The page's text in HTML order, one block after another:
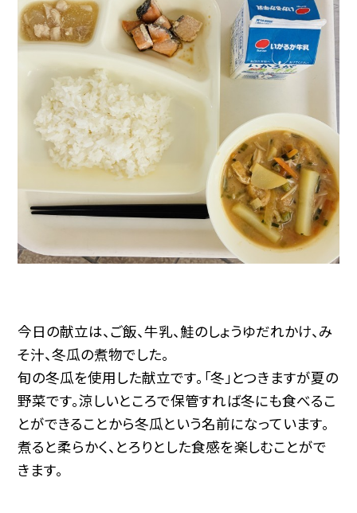
今日の献立は、ご飯、牛乳、鮭のしょうゆだれかけ、み
そ汁、冬瓜の煮物でした。
旬の冬瓜を使用した献立です。「冬」とつきますが夏の
野菜です。涼しいところで保管すれば冬にも食べるこ
とができることから冬瓜という名前になっています。
煮ると柔らかく、とろりとした食感を楽しむことがで
きます。